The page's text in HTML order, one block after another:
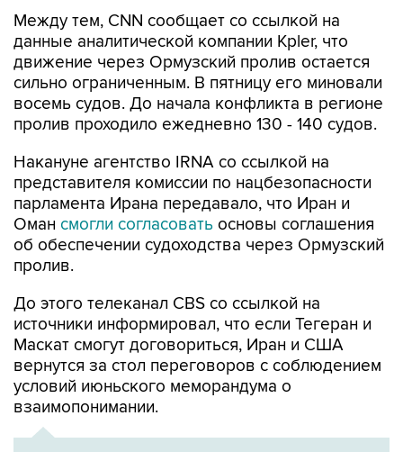
Между тем, CNN сообщает со ссылкой на
данные аналитической компании Kpler, что
движение через Ормузский пролив остается
сильно ограниченным. В пятницу его миновали
восемь судов. До начала конфликта в регионе
пролив проходило ежедневно 130 - 140 судов.
Накануне агентство IRNA со ссылкой на
представителя комиссии по нацбезопасности
парламента Ирана передавало, что Иран и
Оман смогли согласовать основы соглашения
об обеспечении судоходства через Ормузский
пролив.
До этого телеканал CBS со ссылкой на
источники информировал, что если Тегеран и
Маскат смогут договориться, Иран и США
вернутся за стол переговоров с соблюдением
условий июньского меморандума о
взаимопонимании.